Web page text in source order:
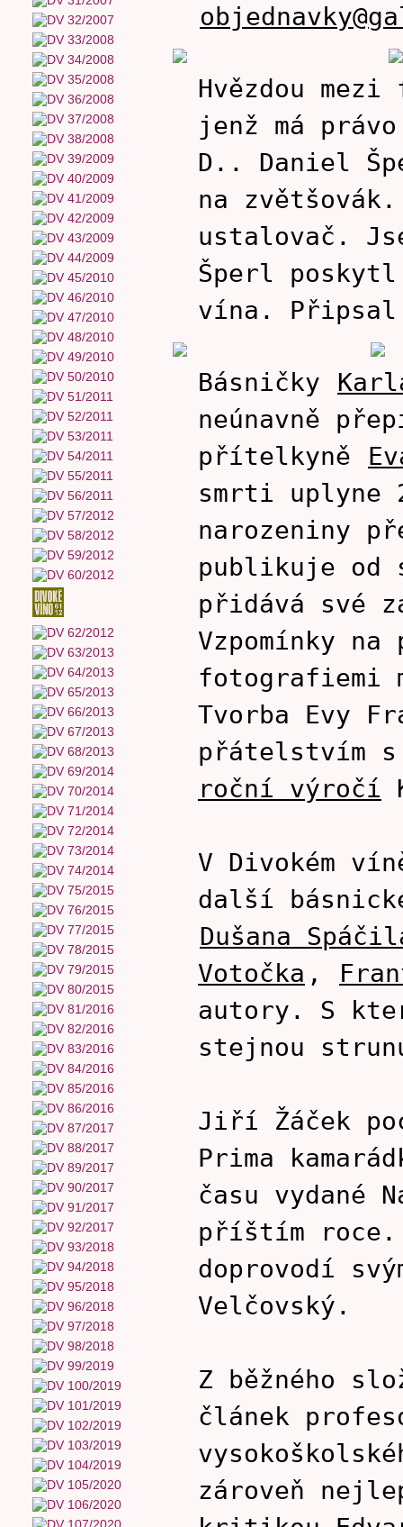
Hvězdou
jenž má
D.. Daniel
na
ustalovač.
Šperl
vína.
Básničky
neúnavně
přítelkyně
smrti uplyne
narozeniny
publikuje od
přidává své
Vzpomínky
fotografiemi
Tvorba Evy
přátelstvím s
roční výročí
V Divokém
další
Dušana
Votočka ,
autory. S
stejnou
Jiří Žáček
Prima
času vydané
příštím roce.
doprovodí
Velčovský.
Z běžného
článek
zároveň